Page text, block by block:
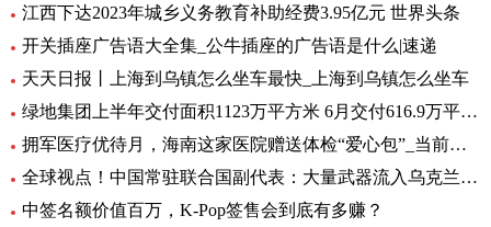
江西下达2023年城乡义务教育补助经费3.95亿元 世界头条
开关插座广告语大全集_公牛插座的广告语是什么|速递
天天日报丨上海到乌镇怎么坐车最快_上海到乌镇怎么坐车
绿地集团上半年交付面积1123万平方米 6月交付616.9万平方米-环球观热点
拥军医疗优待月，海南这家医院赠送体检“爱心包”_当前头条
全球视点！中国常驻联合国副代表：大量武器流入乌克兰 外溢影响和扩散风险与日俱增
中签名额价值百万，K-Pop签售会到底有多赚？